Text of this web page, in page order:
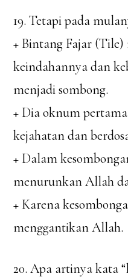
19. Tetapi pada
+ Bintang Fajar
keindahannya dan
menjadi sombong.
+ Dia oknum
kejahatan dan
+ Dalam
menurunkan Allah
+ Karena
menggantikan Allah.
20. Apa artinya kata